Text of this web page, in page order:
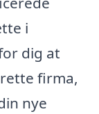
i
dig at
firma,
nye